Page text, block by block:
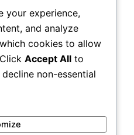
your experience,
and analyze
cookies to allow
Accept All to
non-essential